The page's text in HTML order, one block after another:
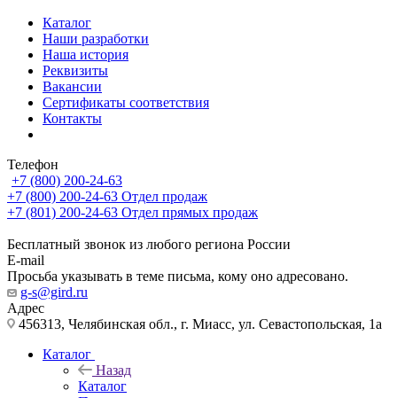
Каталог
Наши разработки
Наша история
Реквизиты
Вакансии
Сертификаты соответствия
Контакты
Телефон
+7 (800) 200-24-63
+7 (800) 200-24-63 Отдел продаж
+7 (801) 200-24-63 Отдел прямых продаж
Бесплатный звонок из любого региона России
E-mail
Просьба указывать в теме письма, кому оно адресовано.
g-s@gird.ru
Адрес
456313, Челябинская обл., г. Миасс, ул. Севастопольская, 1а
Каталог
Назад
Каталог